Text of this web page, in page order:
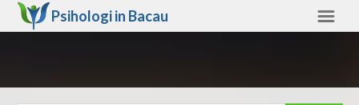
Psihologi in Bacau